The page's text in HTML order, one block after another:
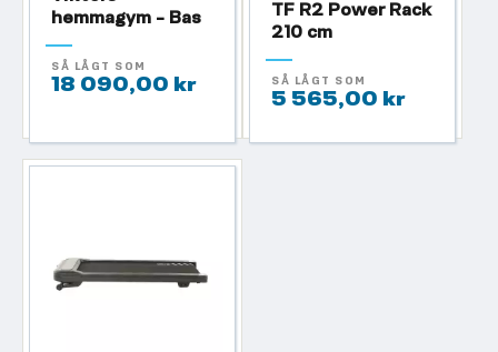
hemmagym - Bas
SÅ LÅGT SOM
18 090,00 kr
TF R2 Power Rack
210 cm
SÅ LÅGT SOM
5 565,00 kr